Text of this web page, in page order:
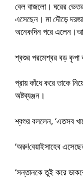
বেল বাজলো। ঘরের
এসেছেন। মা দৌড়ে
অনেকদিন পরে
শ্বশুর পরমেশ্বর বড়
প্রায় কাঁধে করে তাকে
অষ্টব্যঞ্জন।
শ্বশুর বললেন, ‘এতসব
‘অরু!বেয়াইসাহেব
‘সন্তানকে তুই করে